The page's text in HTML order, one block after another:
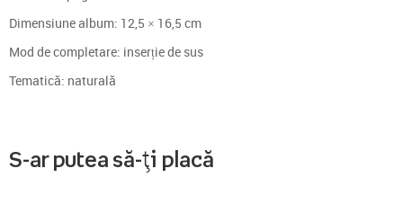
Dimensiune album: 12,5 × 16,5 cm
Mod de completare: inserție de sus
Tematică: naturală
S-ar putea să-ți placă